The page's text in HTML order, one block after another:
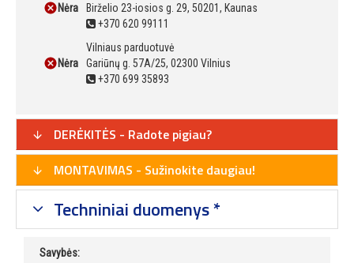
Nėra
Birželio 23-iosios g. 29, 50201, Kaunas
+370 620 99111
Nėra
Vilniaus parduotuvė
Gariūnų g. 57A/25, 02300 Vilnius
+370 699 35893
DERĖKITĖS - Radote pigiau?
MONTAVIMAS - Sužinokite daugiau!
Techniniai duomenys *
Savybės: